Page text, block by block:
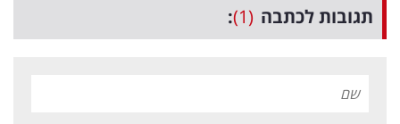
תגובות לכתבה (1)
: